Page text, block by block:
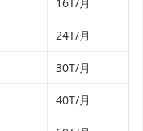
24T/月
30T/月
40T/月